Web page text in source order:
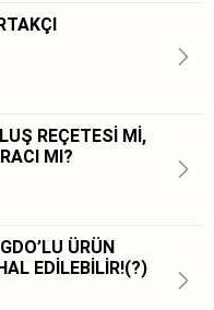
REÇETESİ Mİ,
MI?
ÜRÜN
EDİLEBİLİR!(?)